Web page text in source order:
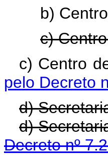
b)
c)
c)
pelo Decreto
d)
d)
Decreto nº